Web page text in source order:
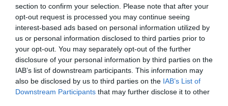
section to confirm your selection. Please note that after your
opt-out request is processed you may continue seeing
interest-based ads based on personal information utilized by
us or personal information disclosed to third parties prior to
your opt-out. You may separately opt-out of the further
disclosure of your personal information by third parties on the
IAB’s list of downstream participants. This information may
also be disclosed by us to third parties on the IAB’s List of
Downstream Participants that may further disclose it to other
ΠΟΛΙΤΙΚΗ